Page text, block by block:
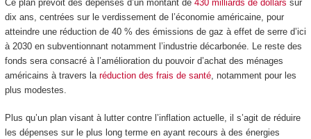
Ce plan prévoit des dépenses d’un montant de 430 milliards de dollars sur
dix ans, centrées sur le verdissement de l’économie américaine, pour
atteindre une réduction de 40 % des émissions de gaz à effet de serre d’ici
à 2030 en subventionnant notamment l’industrie décarbonée. Le reste des
fonds sera consacré à l’amélioration du pouvoir d’achat des ménages
américains à travers la réduction des frais de santé, notamment pour les
plus modestes.
Plus qu’un plan visant à lutter contre l’inflation actuelle, il s’agit de réduire
les dépenses sur le plus long terme en ayant recours à des énergies